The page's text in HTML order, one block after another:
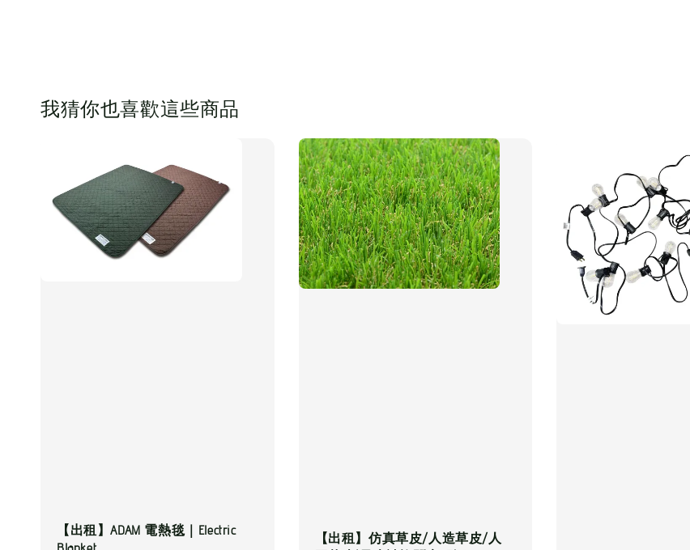
我猜你也喜歡這些商品
【出租】ADAM 電熱毯｜Electric
【出租】仿真草皮/人造草皮/人